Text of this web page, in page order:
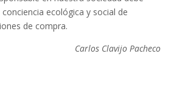
ecológica y social de
de compra.
Carlos Clavijo Pacheco